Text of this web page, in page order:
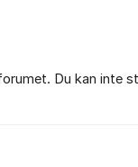
Du kan inte